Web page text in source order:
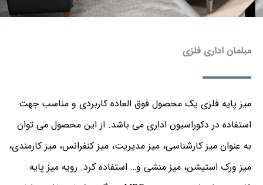
مبلمان اداری فلزی
میز پایه فلزی یک محصول فوق العاده کاربردی و مناسب جهت
استفاده در دکوراسیون اداری می‌ باشد. از این محصول می‌ توان
به عنوان میز کارشناسی، میز مدیریت، میز کنفرانس، میز کارمندی،
میز ورک استیشن، میز منشی و… استفاده کرد. رویه میز پایه